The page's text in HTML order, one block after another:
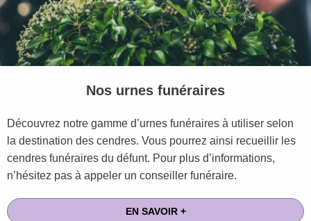
Nos urnes funéraires
Découvrez notre gamme d’urnes funéraires à utiliser selon
la destination des cendres. Vous pourrez ainsi recueillir les
cendres funéraires du défunt. Pour plus d’informations,
n’hésitez pas à appeler un conseiller funéraire.
EN SAVOIR +